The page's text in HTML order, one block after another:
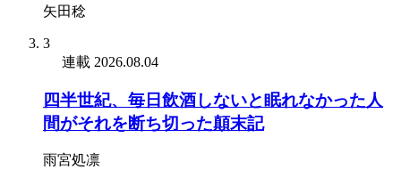
矢田稔
3
連載 2026.08.04
四半世紀、毎日飲酒しないと眠れなかった人
間がそれを断ち切った顛末記
雨宮処凛